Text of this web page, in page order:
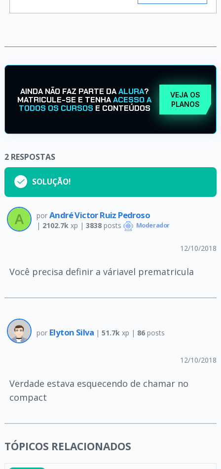
AINDA NÃO FAZ PARTE DAALURA?
MATRICULE-SE E TENHAACESSO A
TODOS OS CURSOS E CONTEÚDOS
VEJA OS
PLANOS
2 RESPOSTAS
SOLUÇÃO!
por André Victor Ruiz Pedroso
| 2102.7k xp | 3838posts Moderador
12/10/2018
Você precisa definir a váriavel prematricula
por Elyton Silva |51.7k xp | 86 posts
12/10/2018
Verdade estava esquecendo de chamar no
compact
TÓPICOS RELACIONADOS